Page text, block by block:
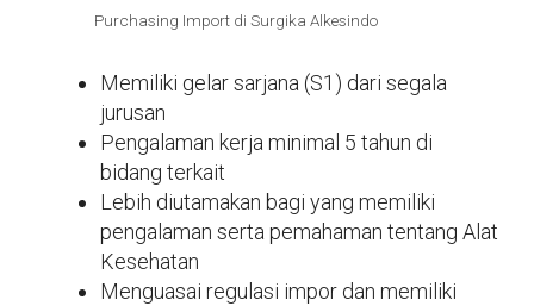
Purchasing Import di Surgika Alkesindo
Memiliki gelar sarjana (S1) dari segala
jurusan
Pengalaman kerja minimal 5 tahun di
bidang terkait
Lebih diutamakan bagi yang memiliki
pengalaman serta pemahaman tentang Alat
Kesehatan
Menguasai regulasi impor dan memiliki